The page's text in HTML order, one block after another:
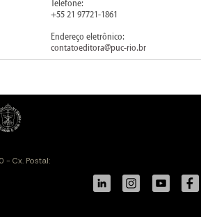
Telefone:
+55 21 97721-1861
Endereço eletrônico:
contatoeditora@puc-rio.br